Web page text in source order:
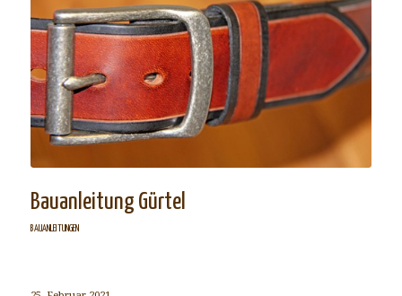
Bauanleitung Gürtel
BAUANLEITUNGEN